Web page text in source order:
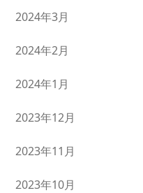
2024年3月
2024年2月
2024年1月
2023年12月
2023年11月
2023年10月